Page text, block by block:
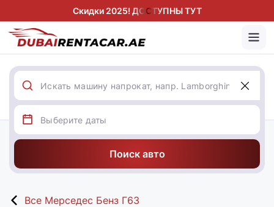
Скидки 2025! ДОСТУПНЫ ТУТ
Поиск авто
Все Мерседес Бенз Г63